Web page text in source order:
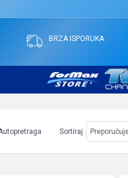
BRZA ISPORUKA
Sortiraj